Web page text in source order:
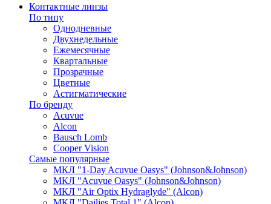
Контактные линзы
По типу
Однодневные
Двухнедельные
Ежемесячные
Квартальные
Прозрачные
Цветные
Астигматические
По бренду
Acuvue
Alcon
Bausch Lomb
Cooper Vision
Самые популярные
МКЛ "1-Day Acuvue Oasys" (Johnson&Johnson)
МКЛ "Acuvue Oasys" (Johnson&Johnson)
МКЛ "Air Optix Hydraglyde" (Alcon)